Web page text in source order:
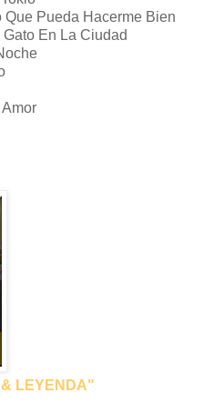
Que Pueda Hacerme Bien
En La Ciudad
LEYENDA"